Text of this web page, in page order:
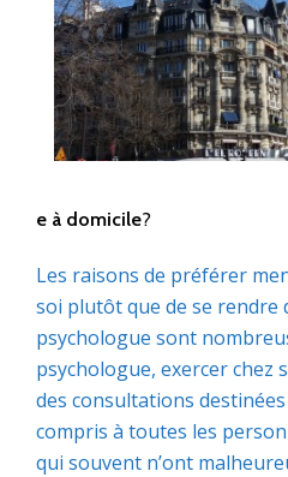
e à domicile?
Les raisons de préférer
soi plutôt que de se rendre
psychologue sont
psychologue, exercer chez
des consultations
compris à toutes les
qui souvent n’ont